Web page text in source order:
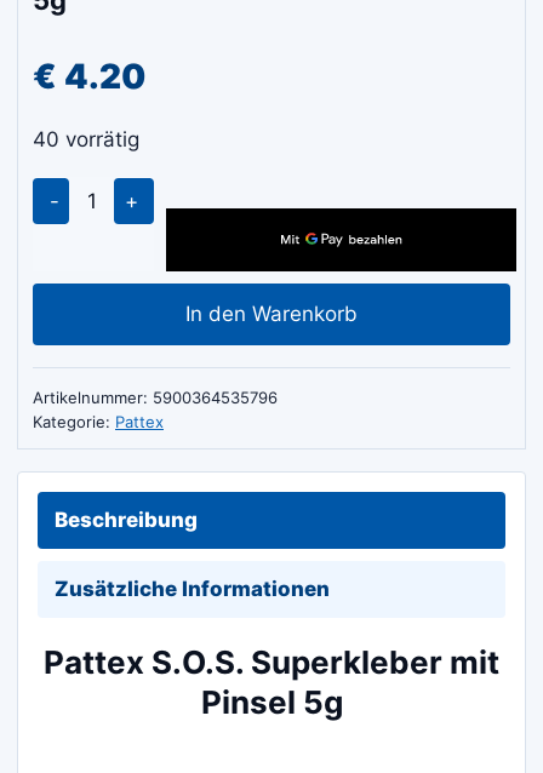
€ 4.20
40 vorrätig
Pattex
S.O.S.
mit
Menge
In den Warenkorb
Artikelnummer: 5900364535796
Kategorie: Pattex
Beschreibung
Zusätzliche Informationen
Pattex S.O.S. Superkleber mit
Pinsel 5g